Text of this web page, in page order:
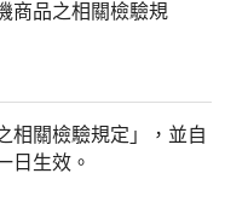
商品之相關檢驗規
相關檢驗規定」，並自
日生效。